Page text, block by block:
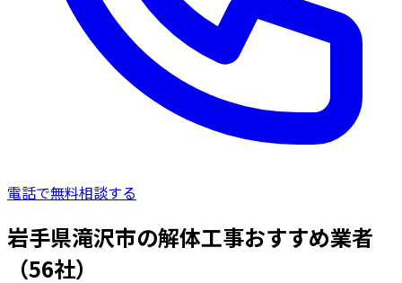
電話で無料相談する
岩手県滝沢市の解体工事おすすめ業者
（56社）